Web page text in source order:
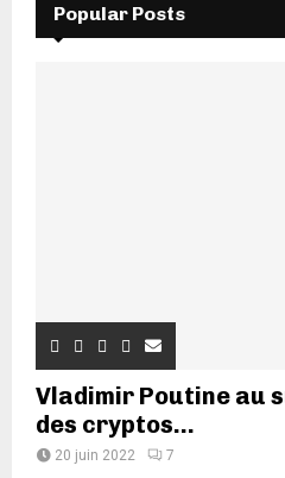
Popular Posts
Vladimir Poutine au
des cryptos...
20 juin 2022 7